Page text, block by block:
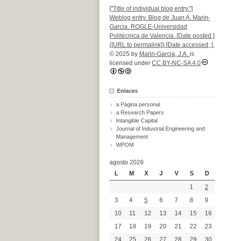
["Title of individual blog entry."]
Weblog entry. Blog de Juan A. Marin-
Garcia. ROGLE-Universidad
Politécnica de Valencia. [Date posted.]
([URL to permalink]) [Date accessed; ].
© 2025 by Marin-Garcia, J.A. is
licensed under CC BY-NC-SA 4.0
Enlaces
a Página personal
a Research Papers
Intangible Capital
Journal of Industrial Engineering and
Management
WPOM
agosto 2026
L
M X J V S
D
1
2
3
4 5 6 7 8
9
10
11 12 13 14 15
16
17
18 19 20 21 22
23